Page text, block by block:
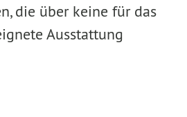
die über keine für das
Ausstattung